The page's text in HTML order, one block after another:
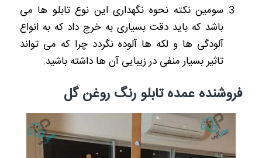
سومین نکته نحوه نگهداری این نوع تابلو ها می
باشد که باید دقت بسیاری به خرج داد که به انواع
آلودگی ها و لکه ها آلوده نگردد چرا که می تواند
تاثیر بسیار منفی در زیبایی آن ها داشته باشید.
فروشنده عمده تابلو رنگ روغن گل